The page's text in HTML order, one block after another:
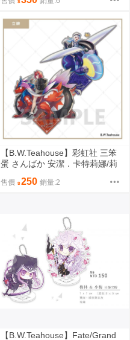
（預購通販）
【B.W.Teahouse】彩虹社 三笨
蛋 さんばか 安潔．卡特莉娜/莉
場後通販）
售價 250 銷量:2
【B.W.Teahouse】Fate/Grand